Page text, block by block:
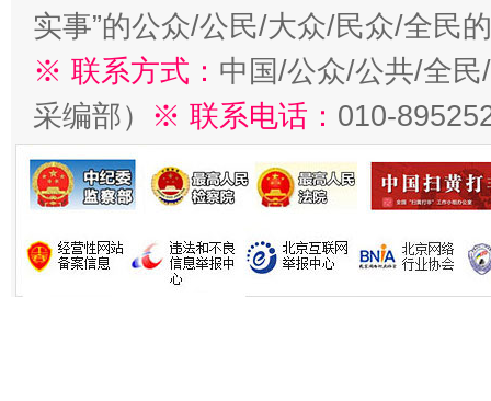
实事”的公众/公民/大众/民众/全民
※ 联系方式： 中国/公众/公共/全
采编部） ※ 联系电话： 010-